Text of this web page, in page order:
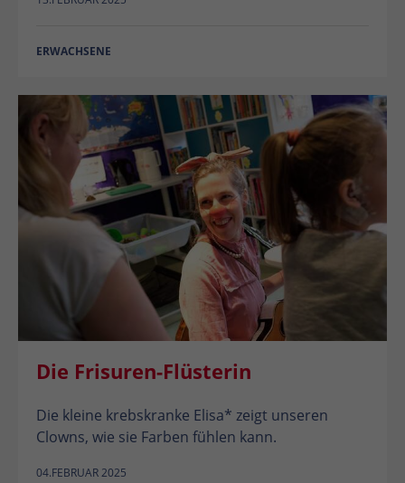
ERWACHSENE
Die Frisuren-Flüsterin
Die kleine krebskranke Elisa* zeigt unseren
Clowns, wie sie Farben fühlen kann.
04.FEBRUAR 2025